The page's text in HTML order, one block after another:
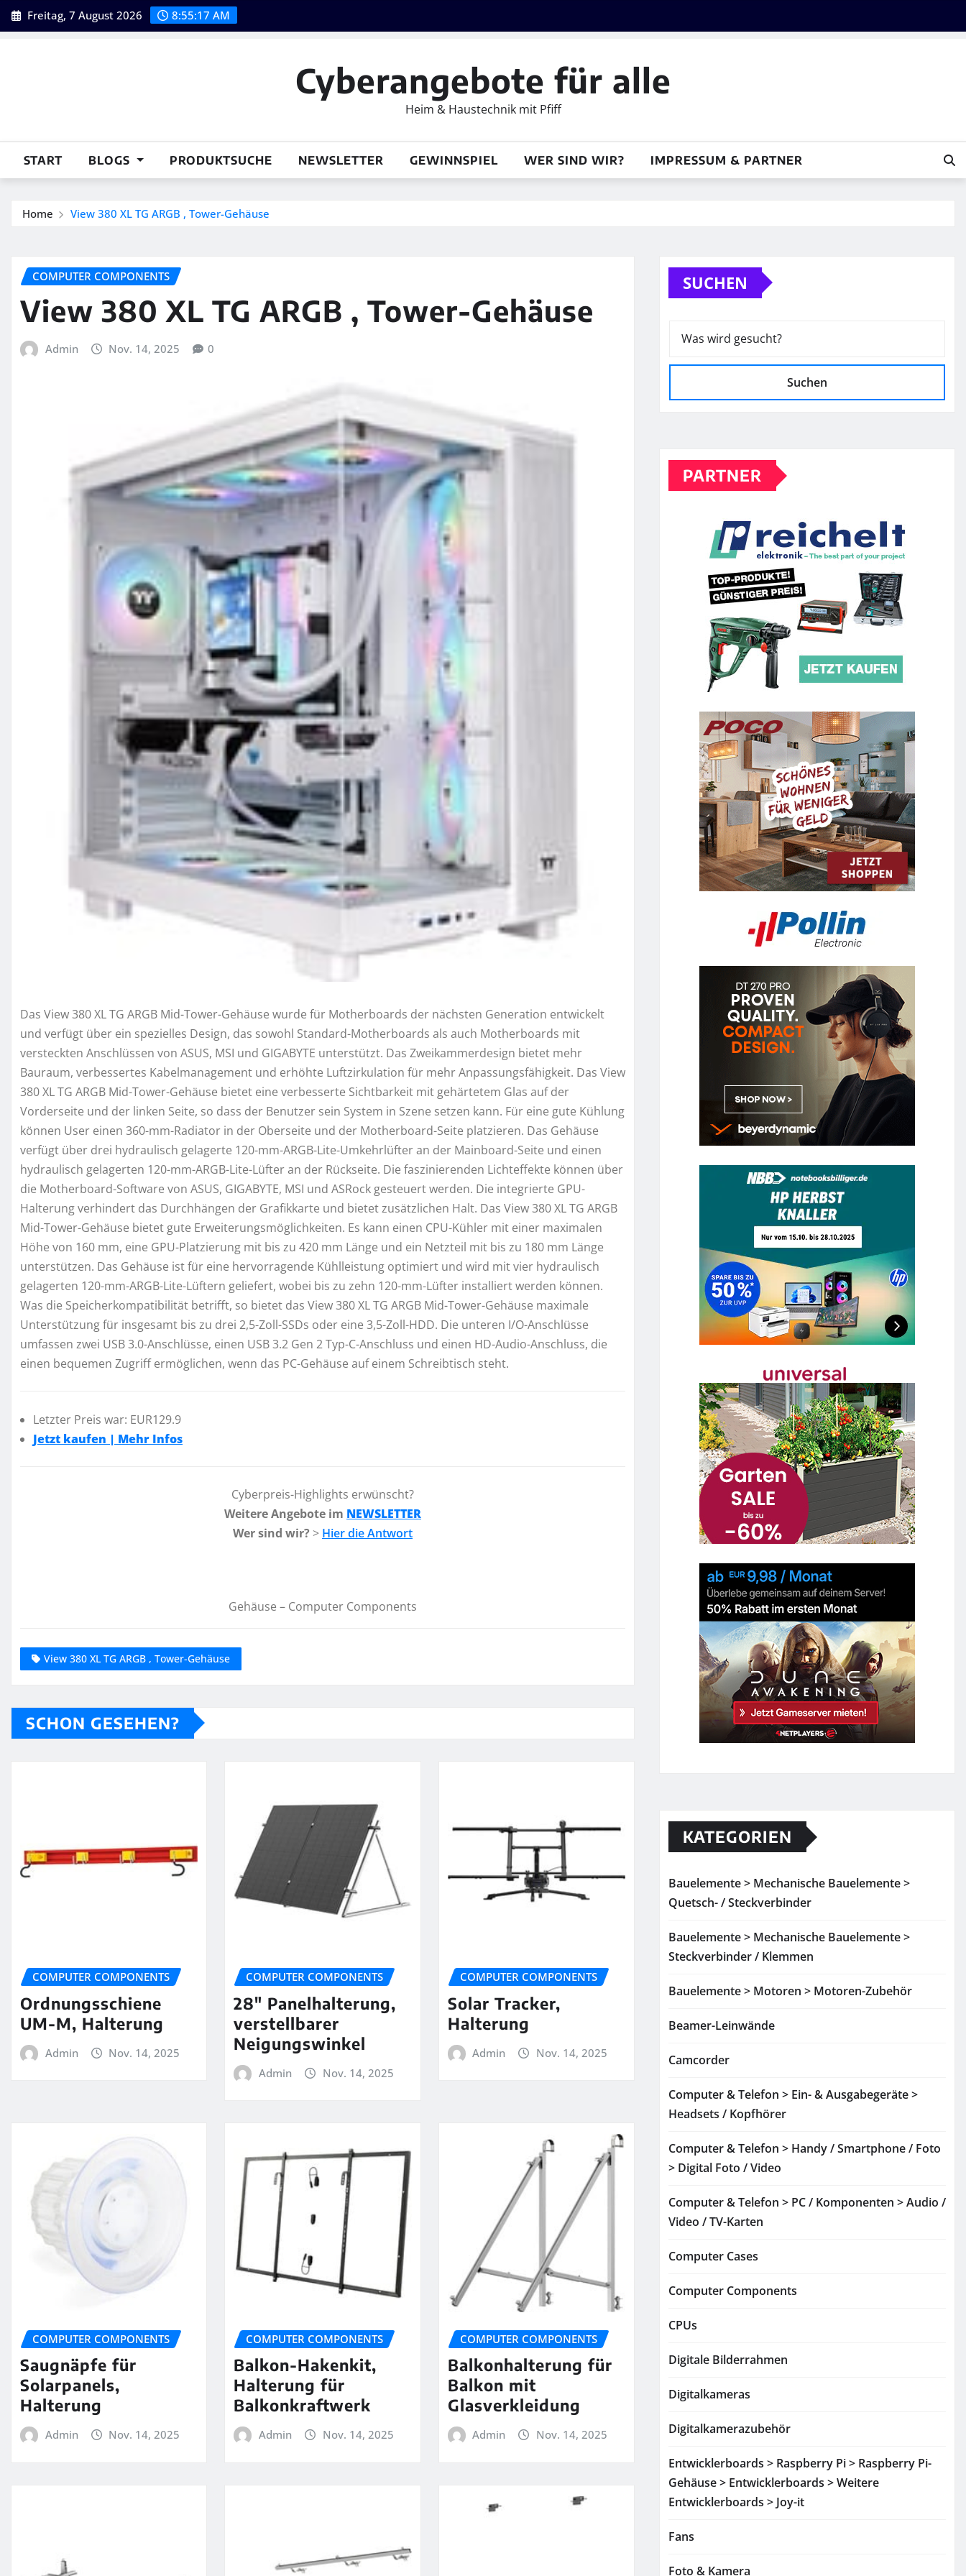
Skip
to
Freitag, 7 August 2026 8:55:18 AM
Cyberangebote für alle
Heim & Haustechnik mit Pfiff
START BLOGS PRODUKTSUCHE NEWSLETTER GEWINNSPIEL WER SIND WIR? IMPRESSUM & PARTNER
Home View 380 XL TG ARGB , Tower-Gehäuse
COMPUTER COMPONENTS
View 380 XL TG ARGB , Tower-Gehäuse
Admin Nov. 14, 2025 0
Das View 380 XL TG ARGB Mid-Tower-Gehäuse wurde für Motherboards der nächsten Generation entwickelt
und verfügt über ein spezielles Design, das sowohl Standard-Motherboards als auch Motherboards mit
versteckten Anschlüssen von ASUS, MSI und GIGABYTE unterstützt. Das Zweikammerdesign bietet mehr
Bauraum, verbessertes Kabelmanagement und erhöhte Luftzirkulation für mehr Anpassungsfähigkeit. Das View
380 XL TG ARGB Mid-Tower-Gehäuse bietet eine verbesserte Sichtbarkeit mit gehärtetem Glas auf der
Vorderseite und der linken Seite, so dass der Benutzer sein System in Szene setzen kann. Für eine gute Kühlung
können User einen 360-mm-Radiator in der Oberseite und der Motherboard-Seite platzieren. Das Gehäuse
verfügt über drei hydraulisch gelagerte 120-mm-ARGB-Lite-Umkehrlüfter an der Mainboard-Seite und einen
hydraulisch gelagerten 120-mm-ARGB-Lite-Lüfter an der Rückseite. Die faszinierenden Lichteffekte können über
die Motherboard-Software von ASUS, GIGABYTE, MSI und ASRock gesteuert werden. Die integrierte GPU-
Halterung verhindert das Durchhängen der Grafikkarte und bietet zusätzlichen Halt. Das View 380 XL TG ARGB
Mid-Tower-Gehäuse bietet gute Erweiterungsmöglichkeiten. Es kann einen CPU-Kühler mit einer maximalen
Höhe von 160 mm, eine GPU-Platzierung mit bis zu 420 mm Länge und ein Netzteil mit bis zu 180 mm Länge
unterstützen. Das Gehäuse ist für eine hervorragende Kühlleistung optimiert und wird mit vier hydraulisch
gelagerten 120-mm-ARGB-Lite-Lüftern geliefert, wobei bis zu zehn 120-mm-Lüfter installiert werden können.
Was die Speicherkompatibilität betrifft, so bietet das View 380 XL TG ARGB Mid-Tower-Gehäuse maximale
Unterstützung für insgesamt bis zu drei 2,5-Zoll-SSDs oder eine 3,5-Zoll-HDD. Die unteren I/O-Anschlüsse
umfassen zwei USB 3.0-Anschlüsse, einen USB 3.2 Gen 2 Typ-C-Anschluss und einen HD-Audio-Anschluss, die
einen bequemen Zugriff ermöglichen, wenn das PC-Gehäuse auf einem Schreibtisch steht.
Letzter Preis war: EUR129.9
Jetzt kaufen | Mehr Infos
Cyberpreis-Highlights erwünscht?
Weitere Angebote im NEWSLETTER
Wer sind wir? > Hier die Antwort
Gehäuse – Computer Components
View 380 XL TG ARGB , Tower-Gehäuse
SCHON GESEHEN?
COMPUTER COMPONENTS
Ordnungsschiene
UM-M, Halterung
Admin Nov. 14, 2025
COMPUTER COMPONENTS
28″ Panelhalterung,
verstellbarer
Neigungswinkel
Admin Nov. 14, 2025
COMPUTER COMPONENTS
Solar Tracker,
Halterung
Admin Nov. 14, 2025
COMPUTER COMPONENTS
Saugnäpfe für
Solarpanels,
Halterung
Admin Nov. 14, 2025
COMPUTER COMPONENTS
Balkon-Hakenkit,
Halterung für
Balkonkraftwerk
Admin Nov. 14, 2025
COMPUTER COMPONENTS
Balkonhalterung für
Balkon mit
Glasverkleidung
Admin Nov. 14, 2025
SUCHEN
Suchen
PARTNER
KATEGORIEN
Bauelemente > Mechanische Bauelemente >
Quetsch- / Steckverbinder
Bauelemente > Mechanische Bauelemente >
Steckverbinder / Klemmen
Bauelemente > Motoren > Motoren-Zubehör
Beamer-Leinwände
Camcorder
Computer & Telefon > Ein- & Ausgabegeräte >
Headsets / Kopfhörer
Computer & Telefon > Handy / Smartphone / Foto
> Digital Foto / Video
Computer & Telefon > PC / Komponenten > Audio /
Video / TV-Karten
Computer Cases
Computer Components
CPUs
Digitale Bilderrahmen
Digitalkameras
Digitalkamerazubehör
Entwicklerboards > Raspberry Pi > Raspberry Pi-
Gehäuse > Entwicklerboards > Weitere
Entwicklerboards > Joy-it
Fans
Foto & Kamera